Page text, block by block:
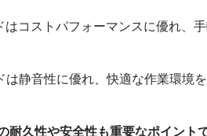
コストパフォーマンスに優れ、
は静音性に優れ、快適な作業環境を
耐久性や安全性も重要なポイントで